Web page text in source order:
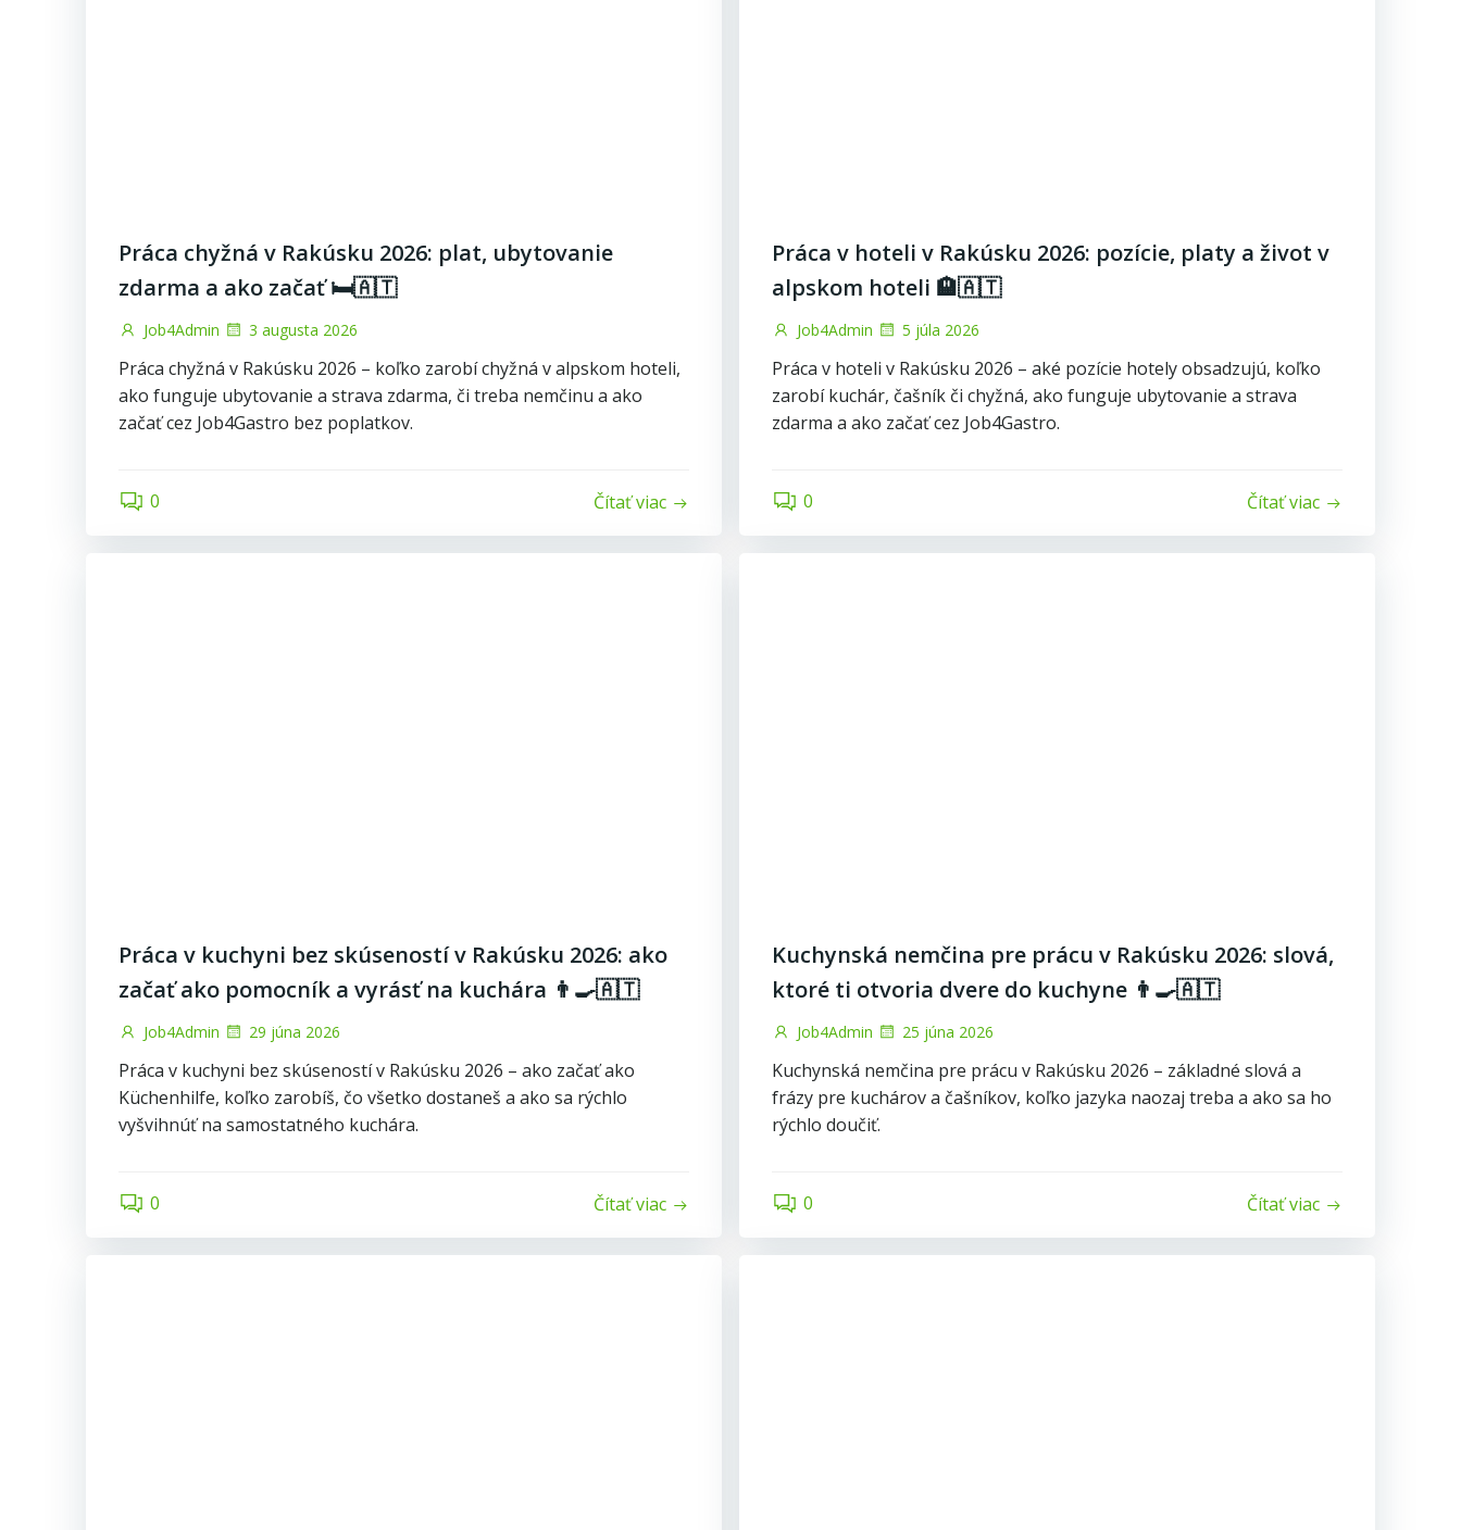
Práca chyžná v Rakúsku 2026: plat, ubytovanie
zdarma a ako začať 🛏️🇦🇹
Job4Admin 3 augusta 2026
Práca chyžná v Rakúsku 2026 – koľko zarobí chyžná v alpskom hoteli,
ako funguje ubytovanie a strava zdarma, či treba nemčinu a ako
začať cez Job4Gastro bez poplatkov.
0 Čítať viac
Práca v hoteli v Rakúsku 2026: pozície, platy a život v
alpskom hoteli 🏨🇦🇹
Job4Admin 5 júla 2026
Práca v hoteli v Rakúsku 2026 – aké pozície hotely obsadzujú, koľko
zarobí kuchár, čašník či chyžná, ako funguje ubytovanie a strava
zdarma a ako začať cez Job4Gastro.
0 Čítať viac
Práca v kuchyni bez skúseností v Rakúsku 2026: ako
začať ako pomocník a vyrásť na kuchára 👨‍🍳🇦🇹
Job4Admin 29 júna 2026
Práca v kuchyni bez skúseností v Rakúsku 2026 – ako začať ako
Küchenhilfe, koľko zarobíš, čo všetko dostaneš a ako sa rýchlo
vyšvihnúť na samostatného kuchára.
0 Čítať viac
Kuchynská nemčina pre prácu v Rakúsku 2026: slová,
ktoré ti otvoria dvere do kuchyne 👨‍🍳🇦🇹
Job4Admin 25 júna 2026
Kuchynská nemčina pre prácu v Rakúsku 2026 – základné slová a
frázy pre kuchárov a čašníkov, koľko jazyka naozaj treba a ako sa ho
rýchlo doučiť.
0 Čítať viac